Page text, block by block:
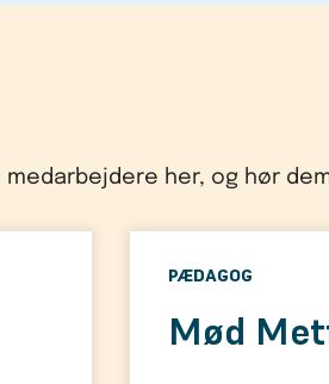
medarbejdere her, og hør
PÆDAGOG
Mød